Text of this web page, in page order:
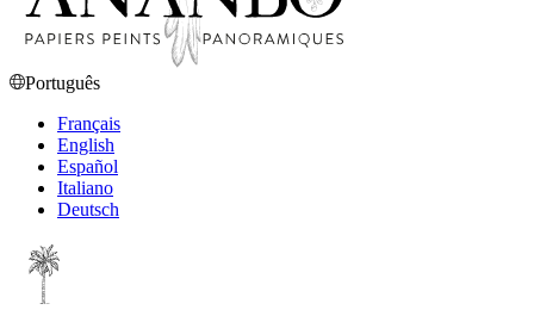
Português
Français
English
Español
Italiano
Deutsch